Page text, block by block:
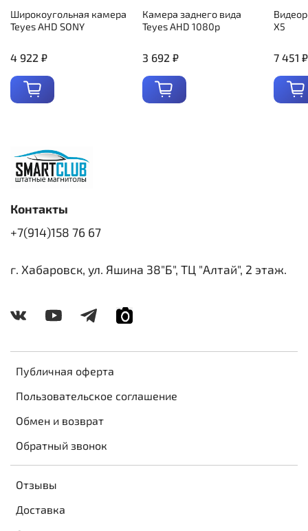
Широкоугольная камера
Teyes AHD SONY
4 922 ₽
Камера заднего вида
Teyes AHD 1080p
3 692 ₽
X5
7 451 ₽
Публичная оферта
Пользовательское соглашение
Обмен и возврат
Обратный звонок
Отзывы
Доставка
Контакты
+7(914)158 76 67
г. Хабаровск, ул. Яшина 38"Б", ТЦ "Алтай", 2 этаж.